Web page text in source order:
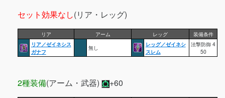
セット効果なし(リア・レッグ)
リア アーム レッグ
装備条件
リア／ゼイネシス
ガナフ
無し
レッグ／ゼイネシ
スレム
法撃防御 4
50
2種装備(アーム・武器) +60